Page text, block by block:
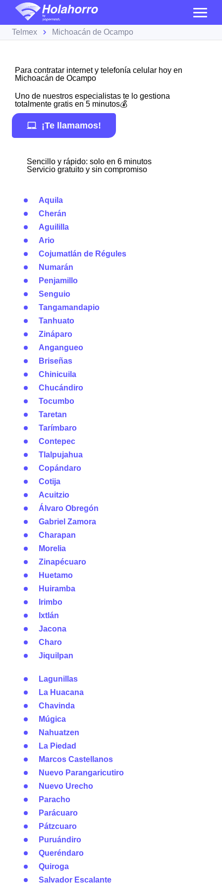
Telmex Michoacán de Ocampo
Para contratar internet y telefonía celular hoy en
Michoacán de Ocampo
Uno de nuestros especialistas te lo gestiona
totalmente gratis en 5 minutos💰
¡Te llamamos!
Sencillo y rápido: solo en 6 minutos
Servicio gratuito y sin compromiso
Aquila
Cherán
Aguililla
Ario
Cojumatlán de Régules
Numarán
Penjamillo
Senguio
Tangamandapio
Tanhuato
Zináparo
Angangueo
Briseñas
Chinicuila
Chucándiro
Tocumbo
Taretan
Tarímbaro
Contepec
Tlalpujahua
Copándaro
Cotija
Acuitzio
Álvaro Obregón
Gabriel Zamora
Charapan
Morelia
Zinapécuaro
Huetamo
Huiramba
Irimbo
Ixtlán
Jacona
Charo
Jiquilpan
Lagunillas
La Huacana
Chavinda
Múgica
Nahuatzen
La Piedad
Marcos Castellanos
Nuevo Parangaricutiro
Nuevo Urecho
Paracho
Parácuaro
Pátzcuaro
Puruándiro
Queréndaro
Quiroga
Salvador Escalante